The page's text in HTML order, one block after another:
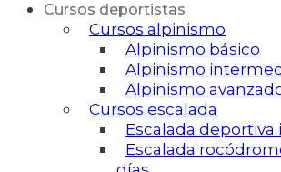
Cursos deportistas
Cursos alpinismo
Alpinismo básico
Alpinismo
Alpinismo
Cursos escalada
Escalada deportiva
Escalada